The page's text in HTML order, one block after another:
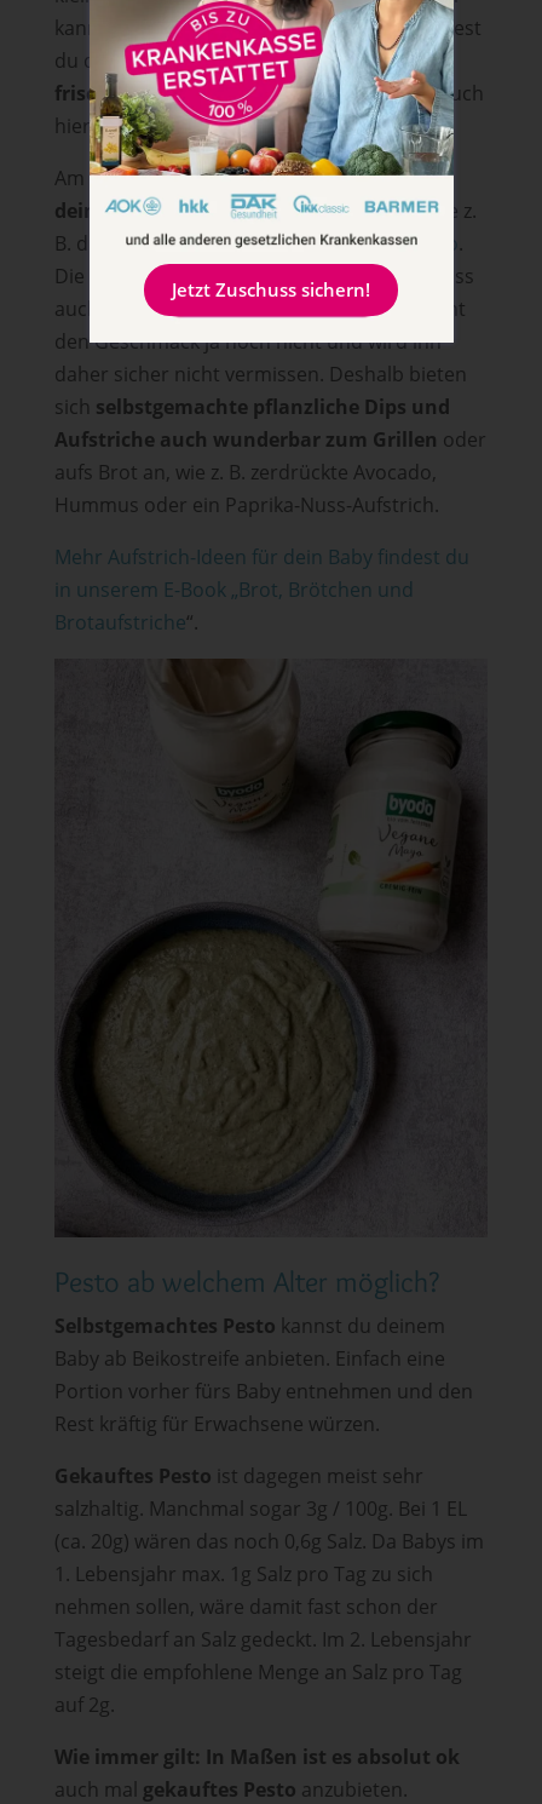
kann. Bei selbstgemachter Mayonnaise solltest
du darauf achten,dass die Eier besonders
frisch sind und gekühlt– jedoch besteht auch
hier noch das Salmonellen-Risiko.
Am einfachsten machst du es dir, wenn du
deinem Baby vegane Mayo anbietest– wie z.
B. die
vegane Mayo aus dem Glas von Byodo.
Die ist
locker cremig – auch ohne Ei. Es muss
auch nicht Mayonnaise sein: Dein Baby kennt
den Geschmack ja noch nicht und wird ihn
daher sicher nicht vermissen. Deshalb bieten
sich selbstgemachte pflanzliche Dips und
Aufstriche auch wunderbar zum Grillen oder
aufs Brot an, wie z. B. zerdrückte Avocado,
Hummus oder ein Paprika-Nuss-Aufstrich.
Mehr Aufstrich-Ideen für dein Baby findest du
in unserem E-Book „Brot, Brötchen und
Brotaufstriche“.
Pesto ab welchem Alter möglich?
Selbstgemachtes Pesto kannst du deinem
Baby ab Beikostreife anbieten. Einfach eine
Portion vorher fürs Baby entnehmen und den
Rest kräftig für Erwachsene würzen.
Gekauftes Pesto ist dagegen meist sehr
salzhaltig. Manchmal sogar 3g / 100g. Bei 1 EL
(ca. 20g) wären das noch 0,6g Salz. Da Babys im
1. Lebensjahr max. 1g Salz pro Tag zu sich
nehmen sollen, wäre damit fast schon der
Tagesbedarf an Salz gedeckt. Im 2. Lebensjahr
steigt die empfohlene Menge an Salz pro Tag
auf 2g.
Wie immer gilt: In Maßen ist es absolut ok
auch mal gekauftes Pesto anzubieten.
Jetzt Zuschuss sichern!